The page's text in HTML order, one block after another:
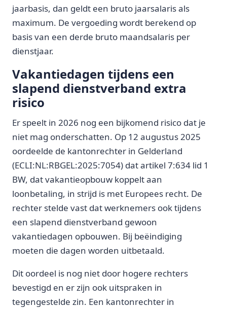
jaarbasis, dan geldt een bruto jaarsalaris als
maximum. De vergoeding wordt berekend op
basis van een derde bruto maandsalaris per
dienstjaar.
Vakantiedagen tijdens een
slapend dienstverband extra
risico
Er speelt in 2026 nog een bijkomend risico dat je
niet mag onderschatten. Op 12 augustus 2025
oordeelde de kantonrechter in Gelderland
(ECLI:NL:RBGEL:2025:7054) dat artikel 7:634 lid 1
BW, dat vakantieopbouw koppelt aan
loonbetaling, in strijd is met Europees recht. De
rechter stelde vast dat werknemers ook tijdens
een slapend dienstverband gewoon
vakantiedagen opbouwen. Bij beëindiging
moeten die dagen worden uitbetaald.
Dit oordeel is nog niet door hogere rechters
bevestigd en er zijn ook uitspraken in
tegengestelde zin. Een kantonrechter in